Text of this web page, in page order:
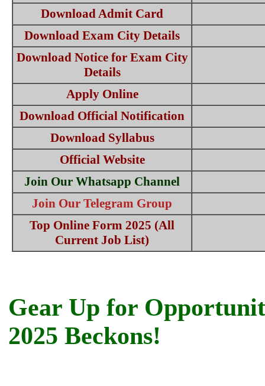
Download Admit Card
Download Exam City Details
Download Notice for Exam City
Details
Apply Online
Download Official Notification
Download Syllabus
Official Website
Join Our Whatsapp Channel
Join Our Telegram Group
Top Online Form 2025 (All
Current Job List)
Gear Up for
2025 Beckons!